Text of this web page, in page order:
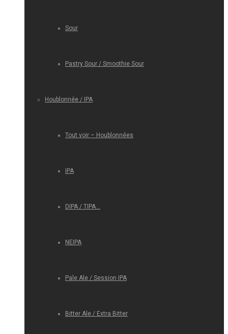
Sour
Pastry Sour / Smoothie Sour
Houblonnée / IPA
Tout voir – Houblonnées
IPA
DIPA / TIPA…
NEIPA
Pale Ale / Session IPA
Bitter Ale / Extra Bitter